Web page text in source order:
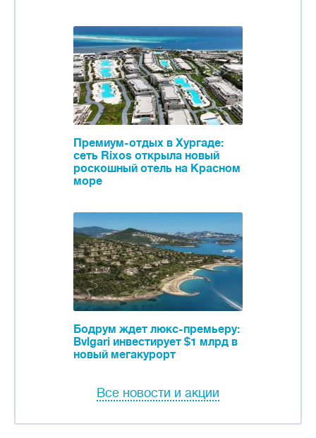
Премиум-отдых в Хургаде:
сеть Rixos открыла новый
роскошный отель на Красном
море
Бодрум ждет люкс-премьеру:
Bvlgari инвестирует $1 млрд в
новый мегакурорт
Все новости и акции